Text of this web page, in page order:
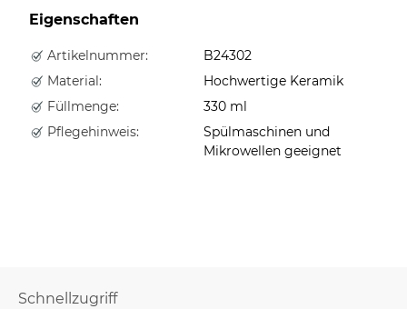
Eigenschaften
Artikelnummer:
B24302
Material:
Hochwertige Keramik
Füllmenge:
330 ml
Pflegehinweis:
Spülmaschinen und
Mikrowellen geeignet
Schnellzugriff